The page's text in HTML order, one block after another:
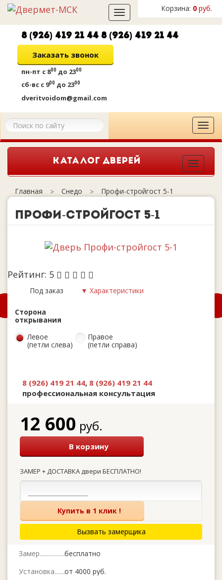
Корзина: 0 руб.
Toggle
navigation
8 (926) 419 21 44 8 (926) 419 21 44
Заказать звонок
пн-пт с 800 до 2300
сб-вс с 900 до 2300
dveritvoidom@gmail.com
КАТАЛОГ ДВЕРЕЙ
Главная Снедо Профи-стройгост 5-1
Профи-стройгост 5-1
Рейтинг: 5
Под заказ ▼ Характеристики
Сторона
открывания
Левое
(петли слева)
Правое
(петли справа)
8 (926) 419 21 44, 8 (926) 419 21 44
профессиональная консультация
12 600 руб.
В корзину
ЗАМЕР + ДОСТАВКА двери БЕСПЛАТНО!
Купить в 1 клик !
Вызвать замерщика
Замер
бесплатно
Установка
от 4000 руб.